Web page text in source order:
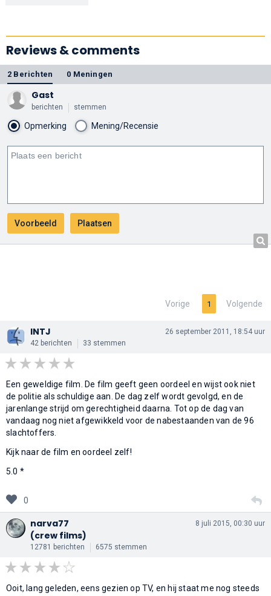
Eccleston and
Ricky
Tomlinson
Reviews & comments
2 Berichten 0 Meningen
Gast
berichten stemmen
Opmerking Mening/Recensie
Vorige 1 Volgende
INTJ
42 berichten 33 stemmen
26 september 2011, 18:54 uur
Een geweldige film. De film geeft geen oordeel en wijst ook niet
de politie als schuldige aan. De dag zelf wordt gevolgd, en de
jarenlange strijd om gerechtigheid daarna. Tot op de dag van
vandaag nog niet afgewikkeld voor de nabestaanden van de 96
slachtoffers.
Kijk naar de film en oordeel zelf!
5.0 *
0
narva77
(crew films)
12781 berichten 6575 stemmen
8 juli 2015, 00:30 uur
Ooit, lang geleden, eens gezien op TV, en hij staat me nog steeds